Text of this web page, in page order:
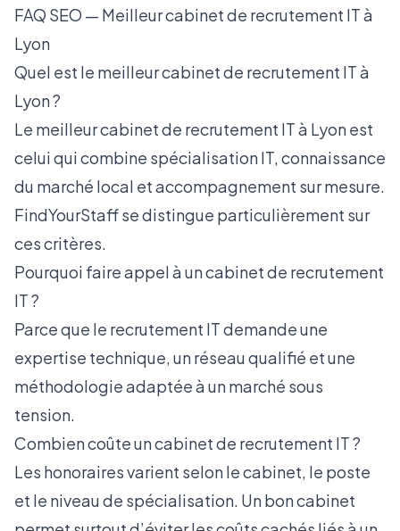
FAQ SEO — Meilleur cabinet de recrutement IT à
Lyon
Quel est le meilleur cabinet de recrutement IT à
Lyon ?
Le meilleur cabinet de recrutement IT à Lyon est
celui qui combine spécialisation IT, connaissance
du marché local et accompagnement sur mesure.
FindYourStaff se distingue particulièrement sur
ces critères.
Pourquoi faire appel à un cabinet de recrutement
IT ?
Parce que le recrutement IT demande une
expertise technique, un réseau qualifié et une
méthodologie adaptée à un marché sous
tension.
Combien coûte un cabinet de recrutement IT ?
Les honoraires varient selon le cabinet, le poste
et le niveau de spécialisation. Un bon cabinet